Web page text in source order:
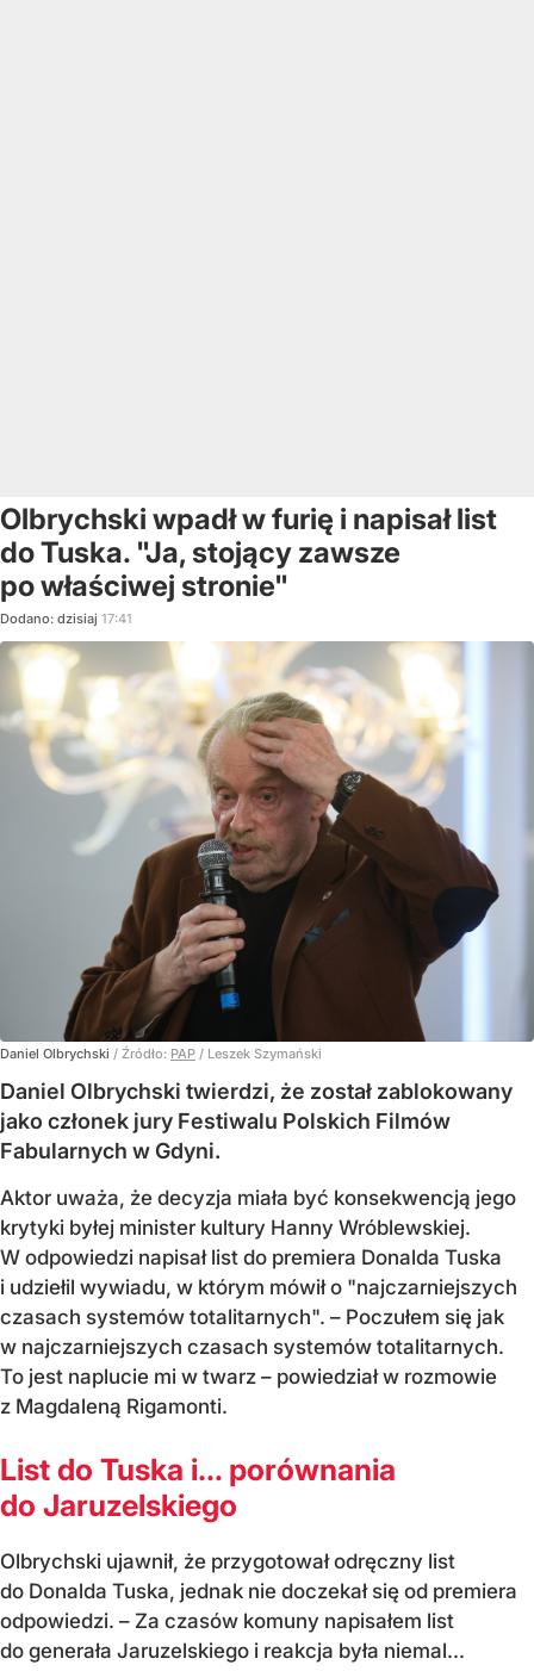
Olbrychski wpadł w furię i napisał list
do Tuska. "Ja, stojący zawsze
po właściwej stronie"
Dodano: dzisiaj 17:41
Daniel Olbrychski / Źródło: PAP / Leszek Szymański
Daniel Olbrychski twierdzi, że został zablokowany
jako członek jury Festiwalu Polskich Filmów
Fabularnych w Gdyni.
Aktor uważa, że decyzja miała być konsekwencją jego
krytyki byłej minister kultury Hanny Wróblewskiej.
W odpowiedzi napisał list do premiera Donalda Tuska
i udziełil wywiadu, w którym mówił o "najczarniejszych
czasach systemów totalitarnych". – Poczułem się jak
w najczarniejszych czasach systemów totalitarnych.
To jest naplucie mi w twarz – powiedział w rozmowie
z Magdaleną Rigamonti.
List do Tuska i… porównania
do Jaruzelskiego
Olbrychski ujawnił, że przygotował odręczny list
do Donalda Tuska, jednak nie doczekał się od premiera
odpowiedzi. – Za czasów komuny napisałem list
do generała Jaruzelskiego i reakcja była niemal...